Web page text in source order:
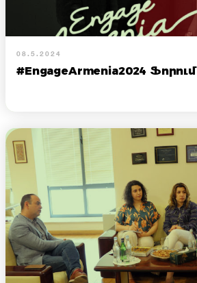
08.5.2024
#EngageArmenia2024 Ֆորում